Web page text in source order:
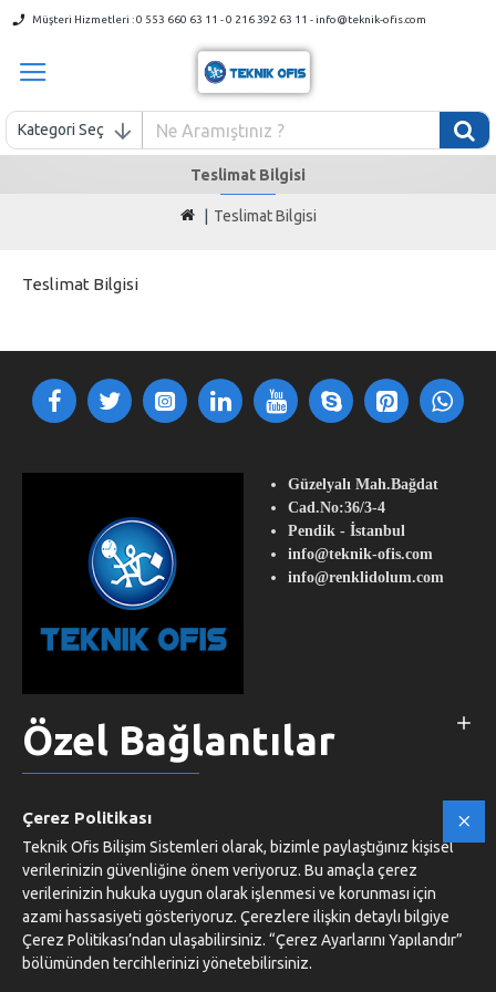
Müşteri Hizmetleri : 0 553 660 63 11 - 0 216 392 63 11 - info@teknik-ofis.com
Kategori Seç
Teslimat Bilgisi
Teslimat Bilgisi
Teslimat Bilgisi
Güzelyalı Mah.Bağdat
Cad.No:36/3-4
Pendik - İstanbul
info@teknik-ofis.com
info@renklidolum.com
Özel Bağlantılar
Müşteri Servisi
Copyright © 2008, Teknik Ofis Bilişim Sistemleri
Çerez Politikası
Teknik Ofis Bilişim Sistemleri olarak, bizimle paylaştığınız kişisel
verilerinizin güvenliğine önem veriyoruz. Bu amaçla çerez
verilerinizin hukuka uygun olarak işlenmesi ve korunması için
azami hassasiyeti gösteriyoruz. Çerezlere ilişkin detaylı bilgiye
Çerez Politikası’ndan ulaşabilirsiniz. “Çerez Ayarlarını Yapılandır”
bölümünden tercihlerinizi yönetebilirsiniz.